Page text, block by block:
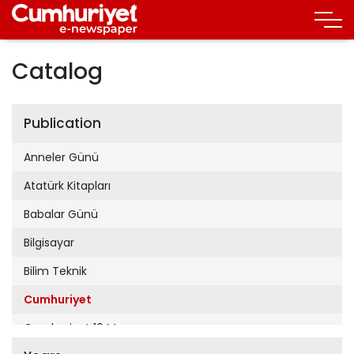
Catalog
Publication
Anneler Günü
Atatürk Kitapları
Babalar Günü
Bilgisayar
Bilim Teknik
Cumhuriyet
Cumhuriyet 19 Mayıs